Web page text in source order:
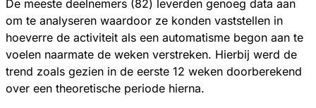
De meeste deelnemers (82) leverden genoeg data aan
om te analyseren waardoor ze konden vaststellen in
hoeverre de activiteit als een automatisme begon aan te
voelen naarmate de weken verstreken. Hierbij werd de
trend zoals gezien in de eerste 12 weken doorberekend
over een theoretische periode hierna.